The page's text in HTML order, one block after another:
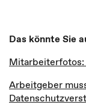
Das könnte Sie
Mitarbeiterfotos:
Arbeitgeber